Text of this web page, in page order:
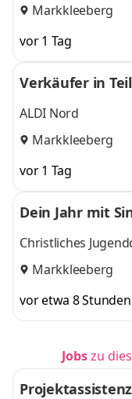
Markkleeberg
vor 1 Tag
Verkäufer in
ALDI Nord
Markkleeberg
vor 1 Tag
Dein Jahr mit
Christliches
gemeinnütziger e.V.
Markkleeberg
vor etwa 8 Stunden
Jobszu